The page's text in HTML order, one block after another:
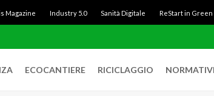
Magazine Industry 5.0 Sanità Digitale ReStart in Green
ECOCANTIERE RICICLAGGIO